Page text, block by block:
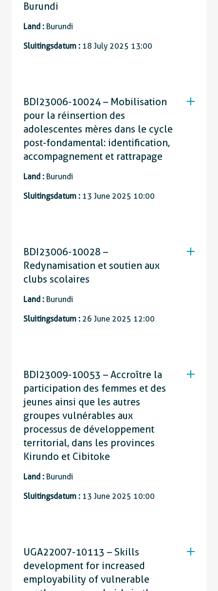
Burundi
Land : Burundi
Sluitingsdatum : 18 July 2025 13:00
BDI23006-10024 – Mobilisation
pour la réinsertion des
adolescentes mères dans le cycle
post-fondamental: identification,
accompagnement et rattrapage
Land : Burundi
Sluitingsdatum : 13 June 2025 10:00
BDI23006-10028 –
Redynamisation et soutien aux
clubs scolaires
Land : Burundi
Sluitingsdatum : 26 June 2025 12:00
BDI23009-10053 – Accroître la
participation des femmes et des
jeunes ainsi que les autres
groupes vulnérables aux
processus de développement
territorial, dans les provinces
Kirundo et Cibitoke
Land : Burundi
Sluitingsdatum : 13 June 2025 10:00
UGA22007-10113 – Skills
development for increased
employability of vulnerable